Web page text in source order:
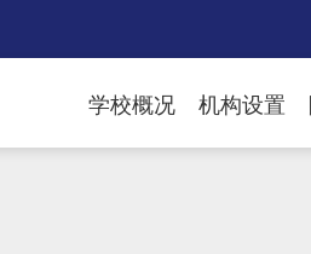
学校概况 机构设置